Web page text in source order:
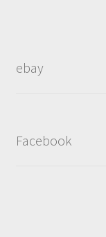
ebay
Facebook